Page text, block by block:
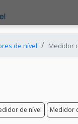
de nível Medidor
de nível Medidor